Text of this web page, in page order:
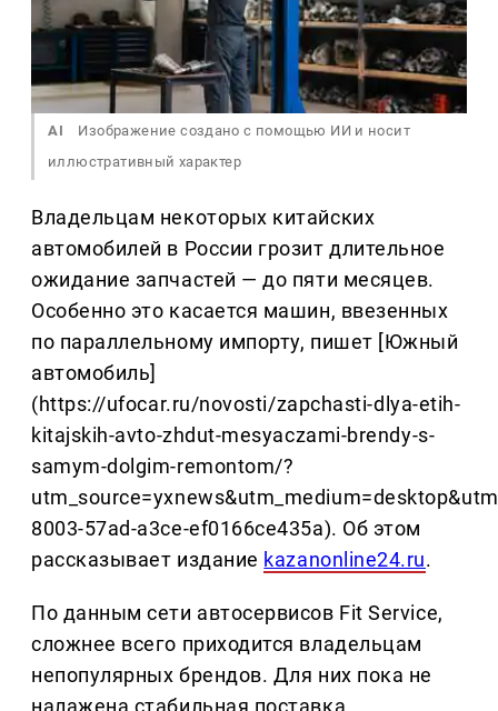
AI
Изображение создано с помощью ИИ и носит
иллюстративный характер
Владельцам некоторых китайских
автомобилей в России грозит длительное
ожидание запчастей — до пяти месяцев.
Особенно это касается машин, ввезенных
по параллельному импорту, пишет [Южный
автомобиль]
(https://ufocar.ru/novosti/zapchasti-dlya-etih-
kitajskih-avto-zhdut-mesyaczami-brendy-s-
samym-dolgim-remontom/?
8003-57ad-a3ce-ef0166ce435a). Об этом
рассказывает издание kazanonline24.ru.
По данным сети автосервисов Fit Service,
сложнее всего приходится владельцам
непопулярных брендов. Для них пока не